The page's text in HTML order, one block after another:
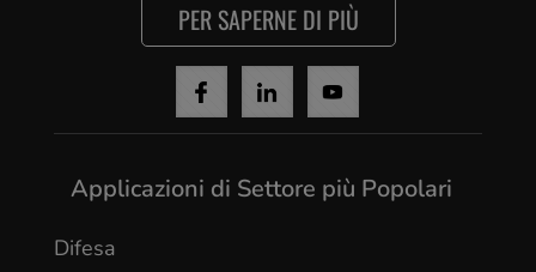
PER SAPERNE DI PIÙ
Applicazioni di Settore più Popolari
Difesa